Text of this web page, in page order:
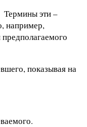
Термины эти –
например,
показывая на